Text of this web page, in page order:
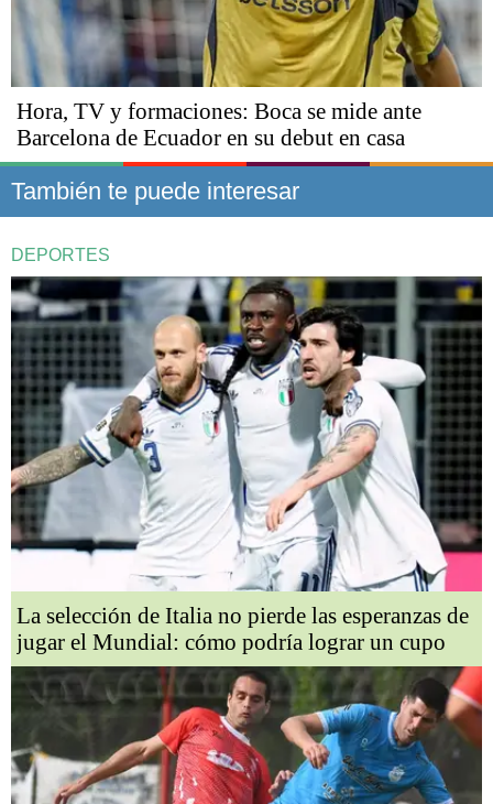
Hora, TV y formaciones: Boca se mide ante
Barcelona de Ecuador en su debut en casa
También te puede interesar
DEPORTES
La selección de Italia no pierde las esperanzas de
jugar el Mundial: cómo podría lograr un cupo